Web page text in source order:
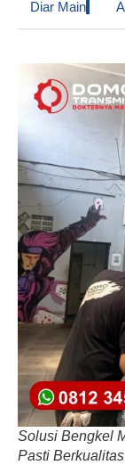
Diar Main
Solusi Bengkel
Pasti Berkualitas